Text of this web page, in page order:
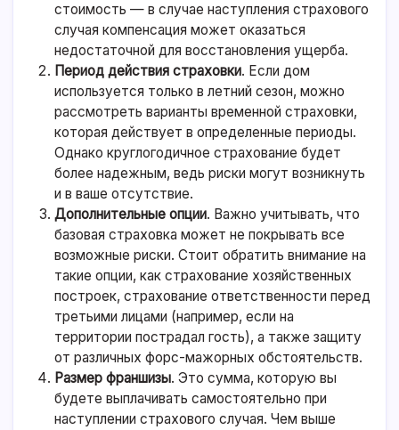
стоимость — в случае наступления страхового
случая компенсация может оказаться
недостаточной для восстановления ущерба.
Период действия страховки. Если дом
используется только в летний сезон, можно
рассмотреть варианты временной страховки,
которая действует в определенные периоды.
Однако круглогодичное страхование будет
более надежным, ведь риски могут возникнуть
и в ваше отсутствие.
Дополнительные опции. Важно учитывать, что
базовая страховка может не покрывать все
возможные риски. Стоит обратить внимание на
такие опции, как страхование хозяйственных
построек, страхование ответственности перед
третьими лицами (например, если на
территории пострадал гость), а также защиту
от различных форс-мажорных обстоятельств.
Размер франшизы. Это сумма, которую вы
будете выплачивать самостоятельно при
наступлении страхового случая. Чем выше